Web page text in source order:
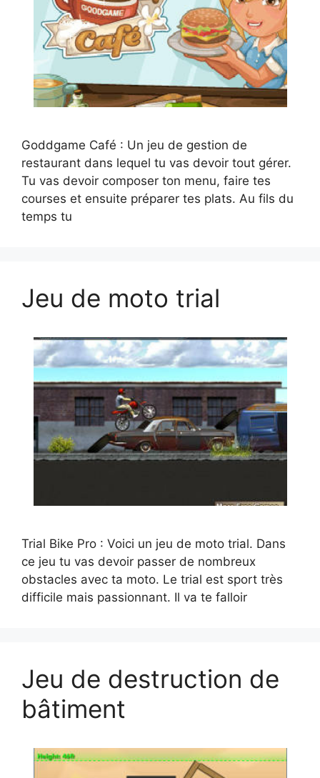
Goddgame Café : Un jeu de gestion de
restaurant dans lequel tu vas devoir tout gérer.
Tu vas devoir composer ton menu, faire tes
courses et ensuite préparer tes plats. Au fils du
temps tu
Jeu de moto trial
Trial Bike Pro : Voici un jeu de moto trial. Dans
ce jeu tu vas devoir passer de nombreux
obstacles avec ta moto. Le trial est sport très
difficile mais passionnant. Il va te falloir
Jeu de destruction de
bâtiment